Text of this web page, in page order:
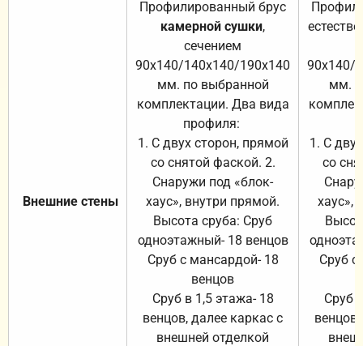
Внешние стены
Профилированный брус
камерной сушки,
сечением
90х140/140х140/190х140
мм. по выбранной
комплектации. Два вида
профиля:
1. С двух сторон, прямой
со снятой фаской. 2.
Снаружи под «блок-
хаус», внутри прямой.
Высота сруба: Сруб
одноэтажный- 18 венцов
Сруб с мансардой- 18
венцов
Сруб в 1,5 этажа- 18
венцов, далее каркас с
внешней отделкой
90х140/
мм.
1. С
со
хаус»,
Сруб с
Сруб